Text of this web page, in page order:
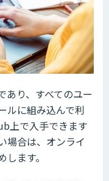
あり、すべてのユー
ルに組み込んで利
上で入手できます
場合は、オンライ
ます。